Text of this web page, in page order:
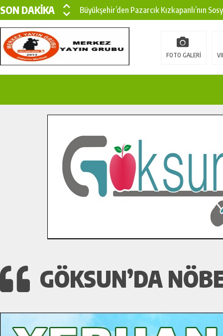
SON DAKİKA
Büyükşehir’den Pazarcık Kızkapanlı’nın
Büyükşehir’den Pazarcık Kırsalına Modern
Çin’den KSÜ’ye Uluslararası Başarı:
İlçe Jandarma Komutanı Karakaya’dan
Bertiz’in Yeni Köprüsünde Sona Doğru.
FOTO GALERİ
GÖKSUN’DA